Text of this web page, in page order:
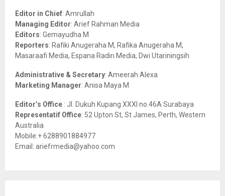
o
r
:
Editor in Chief: Amrullah
Managing Editor: Arief Rahman Media
Editors: Gemayudha M
Reporters: Rafiki Anugeraha M, Rafika Anugeraha M,
Masaraafi Media, Espana Radin Media, Dwi Utariningsih
Administrative & Secretary: Ameerah Alexa
Marketing Manager: Anisa Maya M
Editor’s Office : Jl. Dukuh Kupang XXXI no.46A Surabaya
Representatif Office: 52 Upton St, St James, Perth, Western
Australia
Mobile:+ 6288901884977
Email: ariefrmedia@yahoo.com